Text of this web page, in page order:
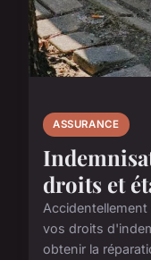
ASSURANCE
droits et
vos droits
obtenir la